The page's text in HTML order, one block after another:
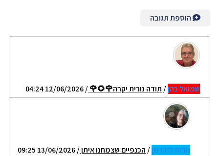
הוספת תגובה
שמואל כהן/ תודה נורית יקרה🌹🌻🌹/ 12/06/2026 04:24
נורית ליברמן/ הכנפיים שצמחנו איתן/ 13/06/2026 09:25